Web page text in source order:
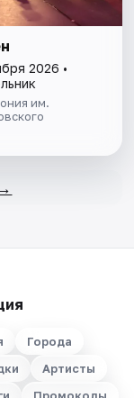
2026 •
им.
Города
Артисты